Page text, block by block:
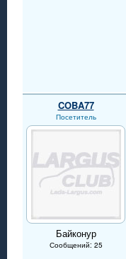
COBA77
Посетитель
Байконур
Сообщений: 25